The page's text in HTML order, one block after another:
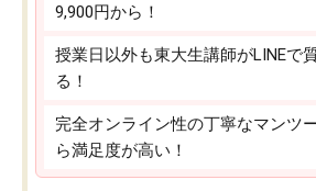
9,900円から！
授業日以外も東大生講師がLINEで
る！
完全オンライン性の丁寧なマンツ
ら満足度が高い！